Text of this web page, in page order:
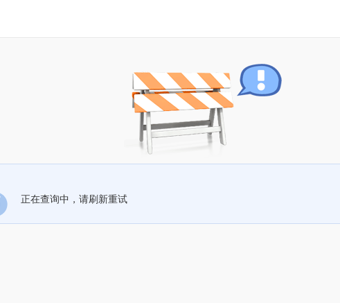
正在查询中，请刷新重试